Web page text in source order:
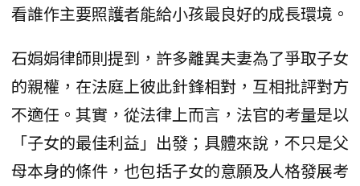
看誰作主要照護者能給小孩最良好的成長環境。
石娟娟律師則提到，許多離異夫妻為了爭取子女
的親權，在法庭上彼此針鋒相對，互相批評對方
不適任。其實，從法律上而言，法官的考量是以
「子女的最佳利益」出發；具體來說，不只是父
母本身的條件，也包括子女的意願及人格發展考